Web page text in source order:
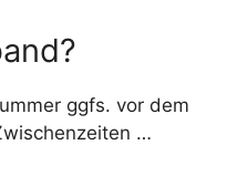
ggfs. vor dem
…